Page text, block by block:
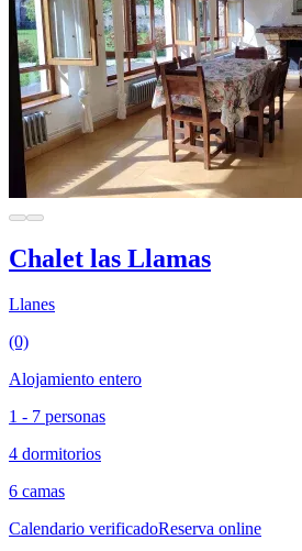
Chalet las Llamas
Llanes
(0)
Alojamiento entero
1 - 7 personas
4 dormitorios
6 camas
Calendario verificadoReserva online